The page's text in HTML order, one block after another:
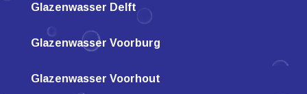
Glazenwasser Delft
Glazenwasser Voorburg
Glazenwasser Voorhout